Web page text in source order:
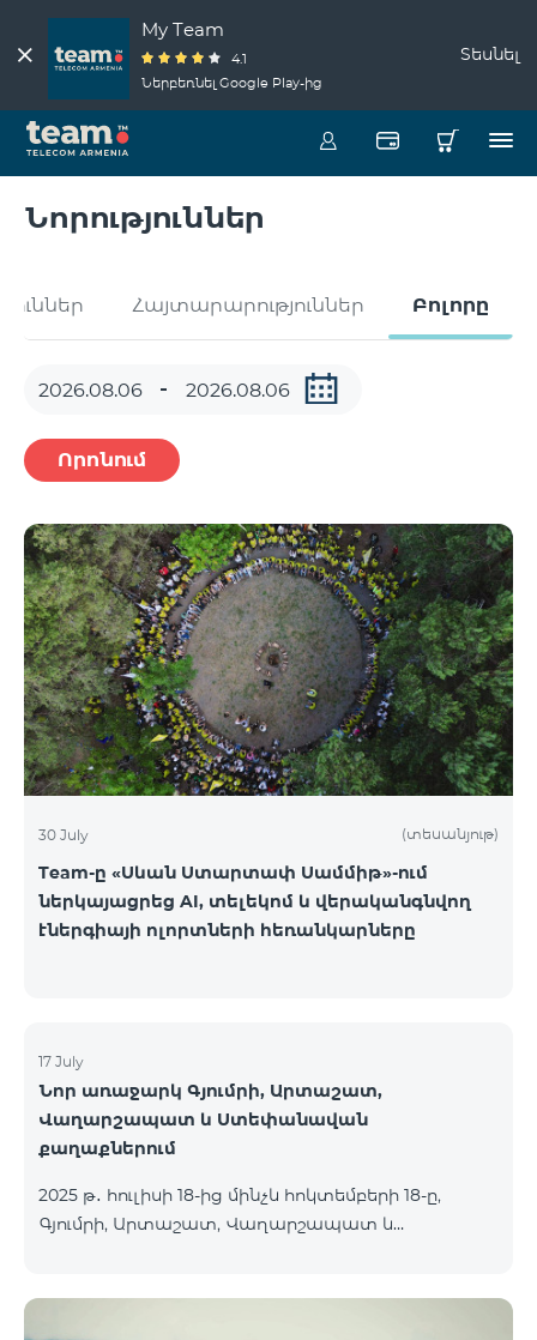
My Team
4.1
Ներբեռնել Google Play-ից
Տեսնել
Նորություններ
Հայտարարություններ Բոլորը
Որոնում
30 July (տեսանյութ)
Team-ը «Սևան Ստարտափ Սամմիթ»-ում
ներկայացրեց AI, տելեկոմ և վերականգնվող
էներգիայի ոլորտների հեռանկարները
17 July
Նոր առաջարկ Գյումրի, Արտաշատ,
Վաղարշապատ և Ստեփանավան
քաղաքներում
2025 թ․ հուլիսի 18-ից մինչև հոկտեմբերի 18-ը,
Գյումրի, Արտաշատ, Վաղարշապատ և